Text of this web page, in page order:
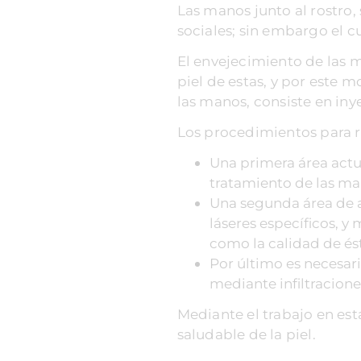
Las manos junto al
sociales; sin embargo el
El envejecimiento de las
piel de estas, y por este
las manos, consiste en
Los procedimientos para
Una primera área
tratamiento de las
Una segunda área
láseres específicos,
como la calidad de
Por último es
mediante
Mediante el trabajo en
saludable de la piel.